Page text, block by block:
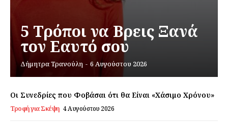
Εγγραφείτε τώρα!
5 Τρόποι να Βρεις Ξανά
τον Εαυτό σου
Δήμητρα Τρανούλη - 6 Αυγούστου 2026
Οι Συνεδρίες που Φοβάσαι ότι θα Είναι «Χάσιμο Χρόνου»
Τροφή για Σκέψη 4 Αυγούστου 2026